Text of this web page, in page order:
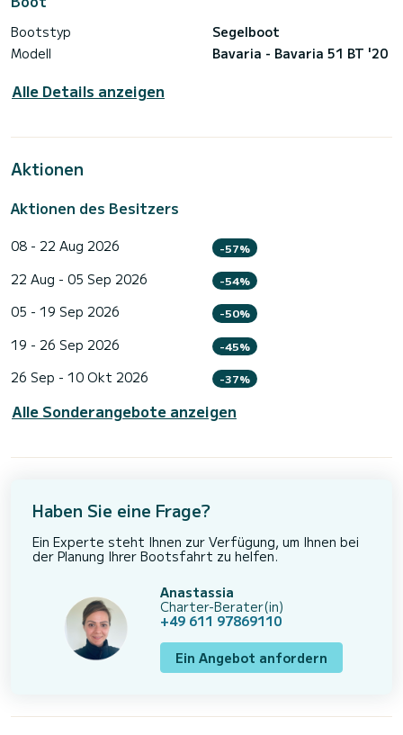
Bootstyp
Segelboot
Modell
Bavaria - Bavaria 51 BT '20
Alle Details anzeigen
Aktionen
Aktionen des Besitzers
08 - 22 Aug 2026 -57%
22 Aug - 05 Sep 2026 -54%
05 - 19 Sep 2026 -50%
19 - 26 Sep 2026 -45%
26 Sep - 10 Okt 2026 -37%
Alle Sonderangebote anzeigen
Haben Sie eine Frage?
Ein Experte steht Ihnen zur Verfügung, um Ihnen bei
der Planung Ihrer Bootsfahrt zu helfen.
Anastassia
Charter-Berater(in)
+49 611 97869110
Ein Angebot anfordern